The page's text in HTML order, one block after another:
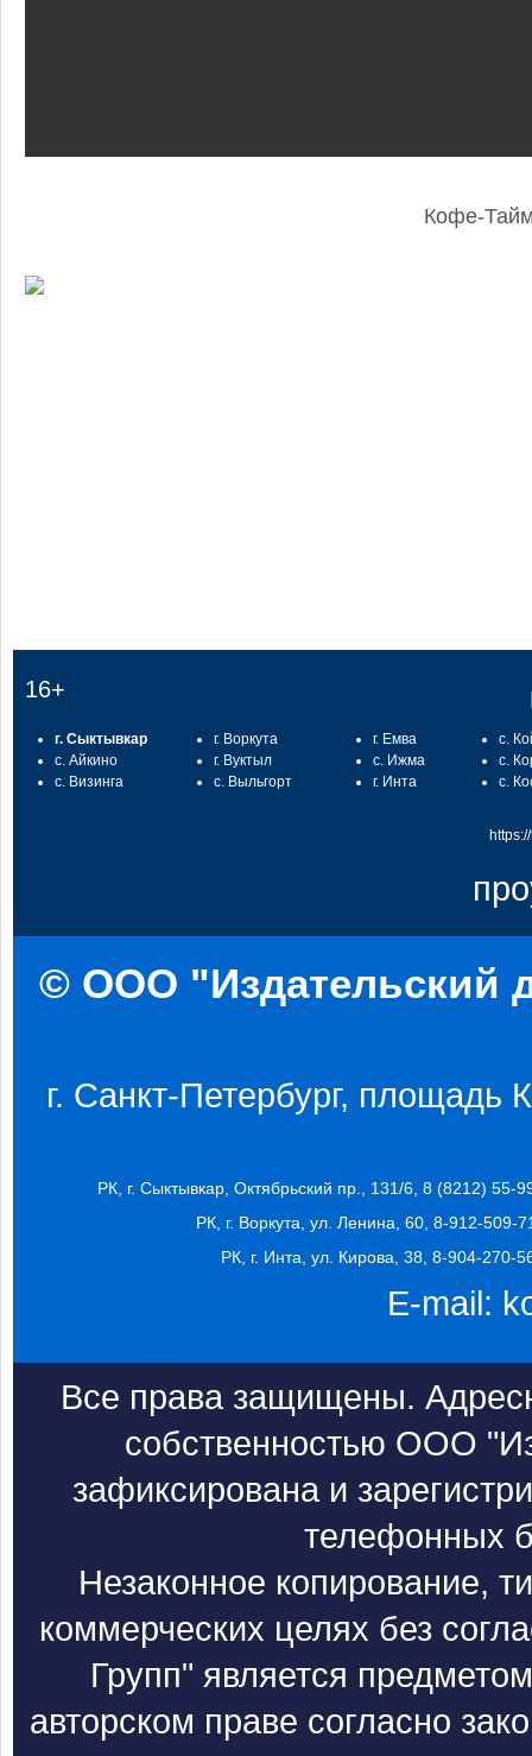
Кофе-
16+
г. Сыктывкар
с. Айкино
с. Визинга
г. Воркута
г. Вуктыл
с. Выльгорт
г. Емва
с. Ижма
г. Инта
с.
с.
с.
© ООО "Издательский
г. Санкт-Петербург, площадь
РК, г. Сыктывкар, Октябрьский пр., 131/6, 8 (8212) 55-
РК, г. Воркута, ул. Ленина, 60, 8-912-509-
РК, г. Инта, ул. Кирова, 38, 8-904-270-
E-mail:
Все права защищены.
собственностью ООО
зафиксирована и
телефонных
Незаконное копирование,
коммерческих целях без
Групп" является
авторском праве согласно